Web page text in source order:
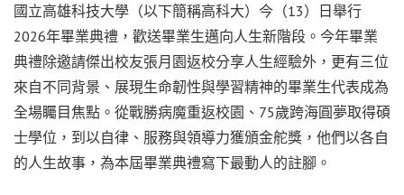
國立高雄科技大學（以下簡稱高科大）今（13）日舉行
2026年畢業典禮，歡送畢業生邁向人生新階段。今年畢業
典禮除邀請傑出校友張月園返校分享人生經驗外，更有三位
來自不同背景、展現生命韌性與學習精神的畢業生代表成為
全場矚目焦點。從戰勝病魔重返校園、75歲跨海圓夢取得碩
士學位，到以自律、服務與領導力獲頒金舵獎，他們以各自
的人生故事，為本屆畢業典禮寫下最動人的註腳。